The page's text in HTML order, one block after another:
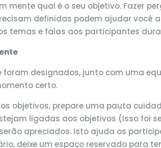
mente qual é o seu objetivo. Fazer
definidas podem ajudar você
temas e falas aos participantes
foram designados, junto com uma
certo.
objetivos, prepare uma pauta
ligadas aos objetivos (Isso foi
apreciados. Isto ajuda os
deixe um espaço reservado para